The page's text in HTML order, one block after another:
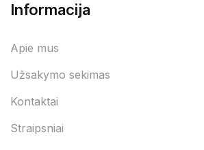
Informacija
Apie mus
Užsakymo sekimas
Kontaktai
Straipsniai